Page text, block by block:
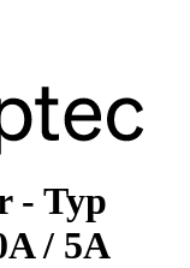
- Typ
/ 5A